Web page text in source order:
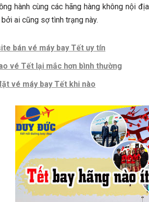
hành cùng các hãng hàng không nội
bởi ai cũng sợ tình trạng này.
bán vé máy bay Tết uy tín
vé Tết lại mắc hơn bình thường
vé máy bay Tết khi nào